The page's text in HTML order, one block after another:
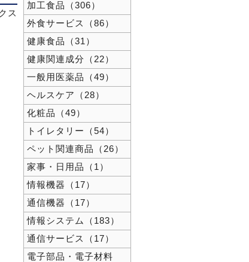
ス
加工食品（306）
外食サービス（86）
健康食品（31）
健康関連成分（22）
一般用医薬品（49）
ヘルスケア（28）
化粧品（49）
トイレタリー（54）
ペット関連商品（26）
家事・日用品（1）
情報機器（17）
通信機器（17）
情報システム（183）
通信サービス（17）
電子部品・電子材料